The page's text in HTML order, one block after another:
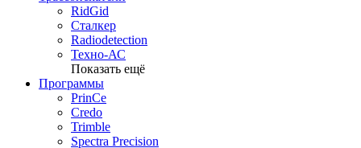
RidGid
Сталкер
Radiodetection
Техно-АС
Показать ещё
Программы
PrinCe
Credo
Trimble
Spectra Precision